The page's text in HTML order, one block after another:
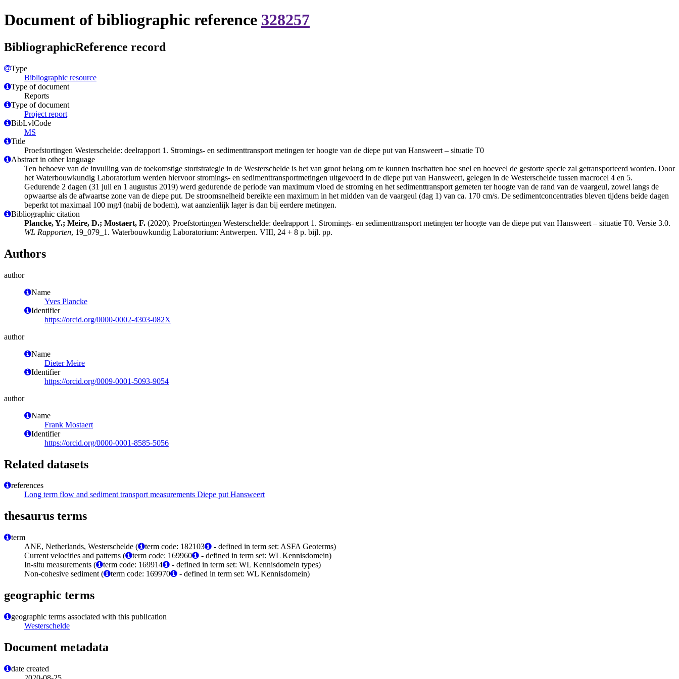
Document of bibliographic reference 328257
BibliographicReference record
Type
Bibliographic resource
Type of document
Reports
Type of document
Project report
BibLvlCode
MS
Title
Proefstortingen Westerschelde: deelrapport 1. Stromings- en sedimenttransport metingen ter hoogte van de diepe put van Hansweert – situatie T0
Abstract in other language
Ten behoeve van de invulling van de toekomstige stortstrategie in de Westerschelde is het van groot belang om te kunnen inschatten hoe snel en hoeveel de gestorte specie zal getransporteerd worden. Door
het Waterbouwkundig Laboratorium werden hiervoor stromings- en sedimenttransportmetingen uitgevoerd in de diepe put van Hansweert, gelegen in de Westerschelde tussen macrocel 4 en 5.
Gedurende 2 dagen (31 juli en 1 augustus 2019) werd gedurende de periode van maximum vloed de stroming en het sedimenttransport gemeten ter hoogte van de rand van de vaargeul, zowel langs de
opwaartse als de afwaartse zone van de diepe put. De stroomsnelheid bereikte een maximum in het midden van de vaargeul (dag 1) van ca. 170 cm/s. De sedimentconcentraties bleven tijdens beide dagen
beperkt tot maximaal 100 mg/l (nabij de bodem), wat aanzienlijk lager is dan bij eerdere metingen.
Bibliographic citation
Plancke, Y.; Meire, D.; Mostaert, F. (2020). Proefstortingen Westerschelde: deelrapport 1. Stromings- en sedimenttransport metingen ter hoogte van de diepe put van Hansweert – situatie T0. Versie 3.0.
WL Rapporten, 19_079_1. Waterbouwkundig Laboratorium: Antwerpen. VIII, 24 + 8 p. bijl. pp.
Authors
author
Name
Yves Plancke
Identifier
https://orcid.org/0000-0002-4303-082X
author
Name
Dieter Meire
Identifier
https://orcid.org/0009-0001-5093-9054
author
Name
Frank Mostaert
Identifier
https://orcid.org/0000-0001-8585-5056
Related datasets
references
Long term flow and sediment transport measurements Diepe put Hansweert
thesaurus terms
term
ANE, Netherlands, Westerschelde (
term code: 182103
- defined in term set: ASFA Geoterms)
Current velocities and patterns (
term code: 169960
- defined in term set: WL Kennisdomein)
In-situ measurements (
term code: 169914
- defined in term set: WL Kennisdomein types)
Non-cohesive sediment (
term code: 169970 - defined in term set: WL Kennisdomein)
geographic terms
geographic terms associated with this publication
Westerschelde
Document metadata
date created